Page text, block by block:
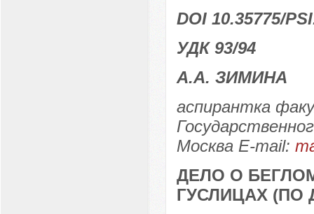
DOI 10.35775/
УДК 93/94
А.А. ЗИМИНА
аспирантка
Москва E-mail:
ДЕЛО О
ГУСЛИЦАХ